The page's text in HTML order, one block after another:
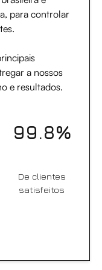
para controlar
a nossos
e resultados.
99.8%
De clientes
satisfeitos